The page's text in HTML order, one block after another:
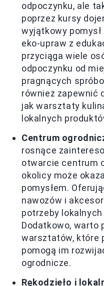
odpoczynku, ale
poprzez kursy
wyjątkowy pomysł
eko-upraw z
przyciąga wiele
odpoczynku od
pragnących
również zapewnić
jak warsztaty
lokalnych
Centrum
rosnące
otwarcie centrum
okolicy może
pomysłem.
nawozów i
potrzeby
Dodatkowo, warto
warsztatów, które
pomogą im
ogrodnicze.
Rękodzieło i